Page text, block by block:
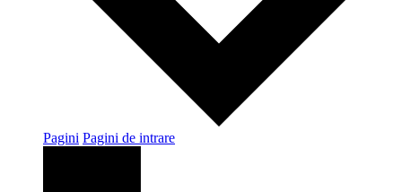
Pagini Pagini de intrare